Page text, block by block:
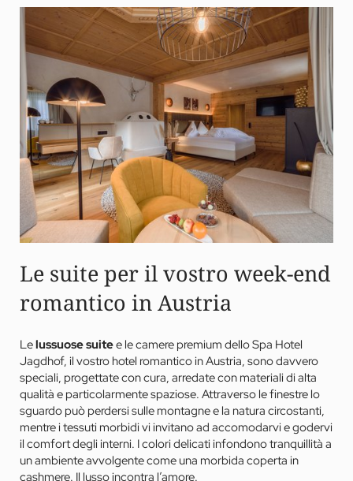
Le suite per il vostro week-end
romantico in Austria
Lelussuose suitee le camere premium dello Spa Hotel
Jagdhof, il vostro hotel romantico in Austria, sono davvero
speciali, progettate con cura, arredate con materiali di alta
qualità e particolarmente spaziose. Attraverso le finestre lo
sguardo può perdersi sulle montagne e la natura circostanti,
mentre i tessuti morbidi vi invitano ad accomodarvi e godervi
il comfort degli interni. I colori delicati infondono tranquillità a
un ambiente avvolgente come una morbida coperta in
cashmere. Il lusso incontra l’amore.